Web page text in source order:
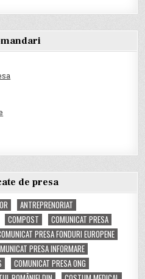
de presa
ANTREPRENORIAT
COMPOST
COMUNICAT PRESA
PRESA FONDURI EUROPENE
PRESA INFORMARE
COMUNICAT PRESA ONG